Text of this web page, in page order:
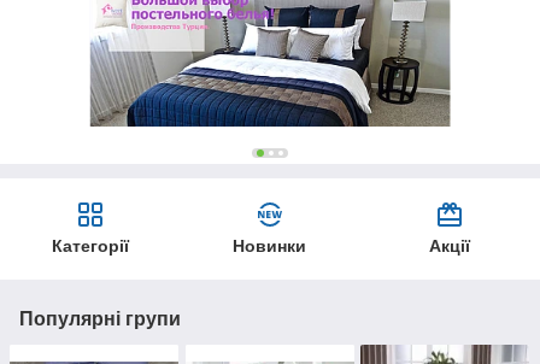
Категорії Новинки Акції
Популярні групи